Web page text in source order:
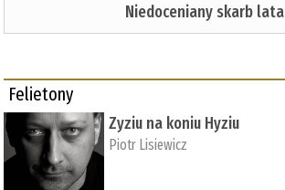
Niedoceniany skarb lata
Felietony
Zyziu na koniu Hyziu
Piotr Lisiewicz